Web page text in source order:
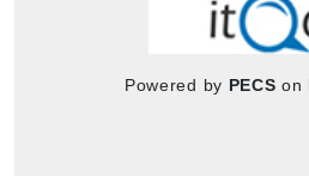
Powered by PECS on